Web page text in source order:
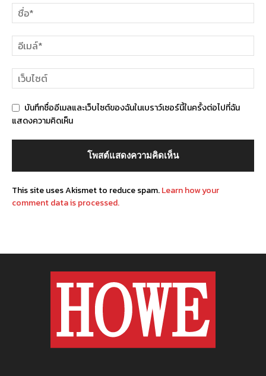
บันทึกชื่ออีเมลและเว็บไซต์ของฉันในเบราว์เซอร์นี้ในครั้งต่อไปที่ฉัน
แสดงความคิดเห็น
This site uses Akismet to reduce spam.Learn how your
comment data is processed.